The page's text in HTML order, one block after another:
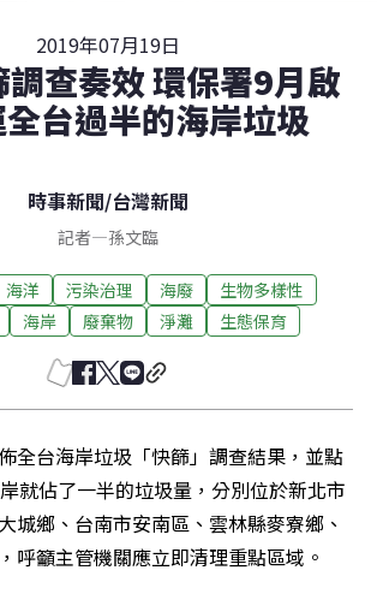
2019年07月19日
查奏效 環保署9月啟
台過半的海岸垃圾
時事新聞/台灣新聞
記者—孫文臨
海洋 污染治理 海廢
生物多樣性
海岸 廢棄物 淨灘 生態保育
全台海岸垃圾「快篩」調查結果，並點
就佔了一半的垃圾量，分別位於新北市
城鄉、台南市安南區、雲林縣麥寮鄉、
呼籲主管機關應立即清理重點區域。